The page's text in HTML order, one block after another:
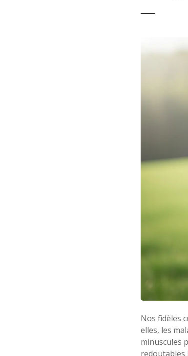
Nos fidèles
elles, les
minuscules
redoutables